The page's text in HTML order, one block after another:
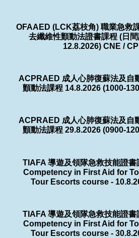
OFAAED (LCK荔枝角) 職業急救
去纖維性顫動法證書課程 (日
12.8.2026) CNE /
ACPRAED 成人心肺復蘇法及自
顫動法課程 14.8.2026 (1000-
ACPRAED 成人心肺復蘇法及自
顫動法課程 29.8.2026 (0900-
TIAFA 導遊及領隊急救技能證
Competency in First Aid for
Tour Escorts course -
TIAFA 導遊及領隊急救技能證
Competency in First Aid for
Tour Escorts course -